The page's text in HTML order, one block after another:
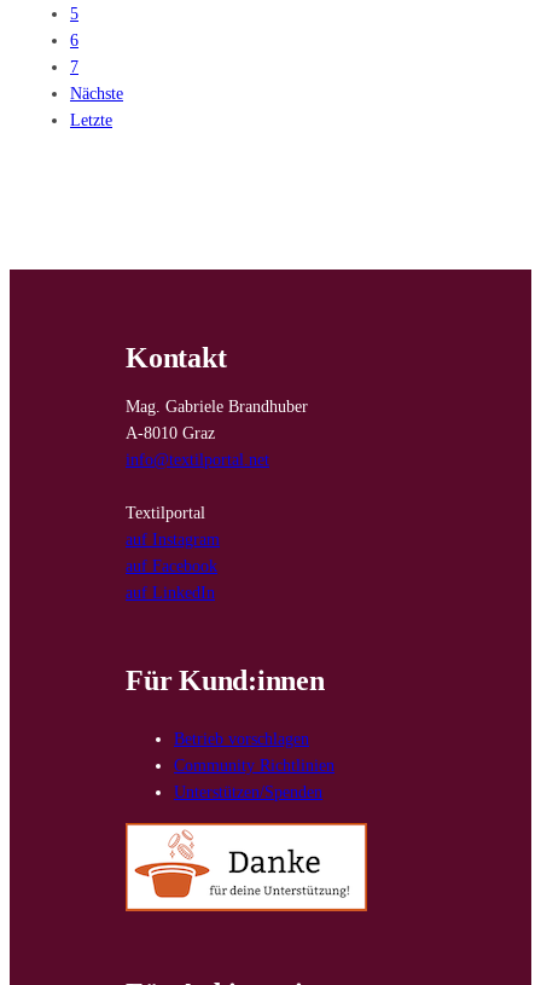
5
6
7
Nächste
Letzte
Kontakt
Mag. Gabriele Brandhuber
A-8010 Graz
info@textilportal.net
Textilportal
auf Instagram
auf Facebook
auf LinkedIn
Für Kund:innen
Betrieb vorschlagen
Community Richtlinien
Unterstützen/Spenden